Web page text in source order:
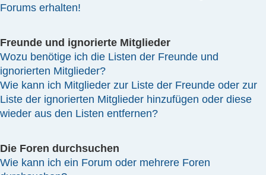
Forums erhalten!
Freunde und ignorierte Mitglieder
Wozu benötige ich die Listen der Freunde und
ignorierten Mitglieder?
Wie kann ich Mitglieder zur Liste der Freunde oder zur
Liste der ignorierten Mitglieder hinzufügen oder diese
wieder aus den Listen entfernen?
Die Foren durchsuchen
Wie kann ich ein Forum oder mehrere Foren